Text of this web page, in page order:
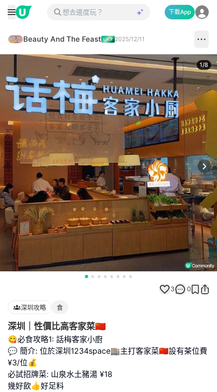
下載App
Beauty And The Feast 2025/12/11
1/8
3 0
深圳攻略 食
深圳｜性價比高客家菜🇨🇳
😋必食攻略1: 話梅客家小廚
💬 簡介: 位於深圳1234space🏬主打客家菜🇨🇳設有茶位費
¥3/位💰
必試招牌菜: 山泉水土豬湯 ¥18
幾好飲👍好足料